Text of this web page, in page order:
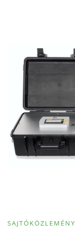
SAJTÓKÖZLEMÉNY